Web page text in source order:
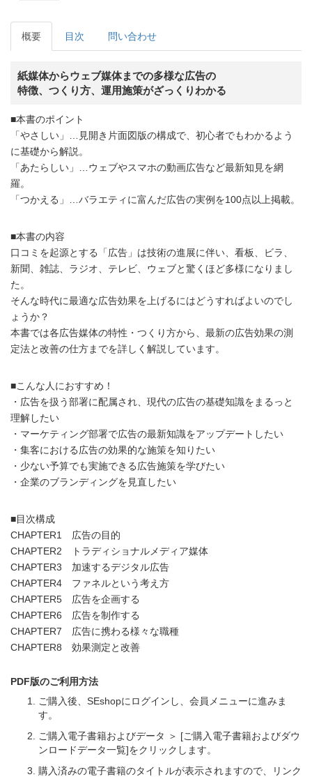
概要 目次 問い合わせ
紙媒体からウェブ媒体までの多様な広告の
特徴、つくり方、運用施策がざっくりわかる
■本書のポイント
「やさしい」…見開き片面図版の構成で、初心者でもわかるよう
に基礎から解説。
「あたらしい」…ウェブやスマホの動画広告など最新知見を網
羅。
「つかえる」…バラエティに富んだ広告の実例を100点以上掲載。
■本書の内容
口コミを起源とする「広告」は技術の進展に伴い、看板、ビラ、
新聞、雑誌、ラジオ、テレビ、ウェブと驚くほど多様になりまし
た。
そんな時代に最適な広告効果を上げるにはどうすればよいのでし
ょうか？
本書では各広告媒体の特性・つくり方から、最新の広告効果の測
定法と改善の仕方までを詳しく解説しています。
■こんな人におすすめ！
・広告を扱う部署に配属され、現代の広告の基礎知識をまるっと
理解したい
・マーケティング部署で広告の最新知識をアップデートしたい
・集客における広告の効果的な施策を知りたい
・少ない予算でも実施できる広告施策を学びたい
・企業のブランディングを見直したい
■目次構成
CHAPTER1 広告の目的
CHAPTER2 トラディショナルメディア媒体
CHAPTER3 加速するデジタル広告
CHAPTER4 ファネルという考え方
CHAPTER5 広告を企画する
CHAPTER6 広告を制作する
CHAPTER7 広告に携わる様々な職種
CHAPTER8 効果測定と改善
PDF版のご利用方法
ご購入後、SEshopにログインし、会員メニューに進みま
す。
ご購入電子書籍およびデータ ＞ [ご購入電子書籍およびダウ
ンロードデータ一覧]をクリックします。
購入済みの電子書籍のタイトルが表示されますので、リンク